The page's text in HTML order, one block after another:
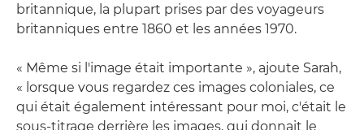
britannique, la plupart prises par des voyageurs
britanniques entre 1860 et les années 1970.
« Même si l'image était importante », ajoute Sarah,
« lorsque vous regardez ces images coloniales, ce
qui était également intéressant pour moi, c'était le
sous-titrage derrière les images, qui donnait le